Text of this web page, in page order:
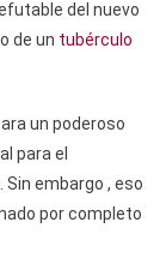
del nuevo
de un tubérculo
un poderoso
para el
. Sin embargo , eso
por completo